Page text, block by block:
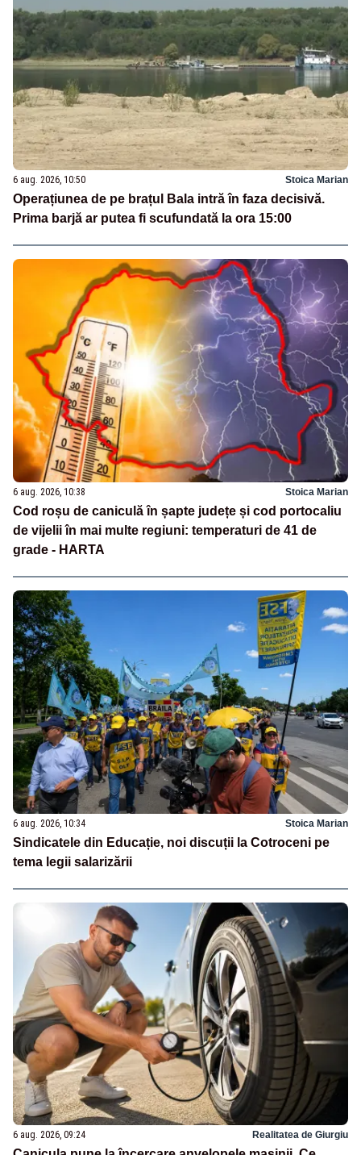
6 aug. 2026, 10:50 Stoica Marian
Operațiunea de pe brațul Bala intră în faza decisivă.
Prima barjă ar putea fi scufundată la ora 15:00
6 aug. 2026, 10:38 Stoica Marian
Cod roșu de caniculă în șapte județe și cod portocaliu
de vijelii în mai multe regiuni: temperaturi de 41 de
grade - HARTA
6 aug. 2026, 10:34 Stoica Marian
Sindicatele din Educație, noi discuții la Cotroceni pe
tema legii salarizării
6 aug. 2026, 09:24 Realitatea de Giurgiu